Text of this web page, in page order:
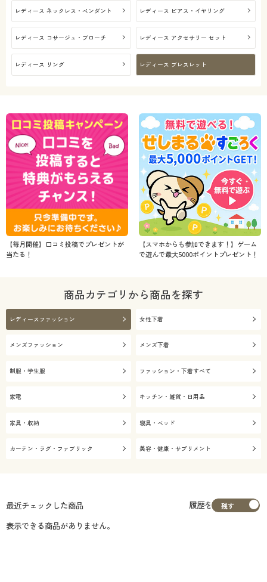
レディース ネックレス・ペンダント レディース ピアス・イヤリング
レディース コサージュ・ブローチ レディース アクセサリー セット
レディース リング レディース ブレスレット
【毎月開催】口コミ投稿でプレゼントが
当たる！
【スマホからも参加できます！】ゲーム
で遊んで最大5000ポイントプレゼント！
商品カテゴリから商品を探す
レディースファッション 女性下着
メンズファッション メンズ下着
制服・学生服 ファッション・下着すべて
家電 キッチン・雑貨・日用品
家具・収納 寝具・ベッド
カーテン・ラグ・ファブリック 美容・健康・サプリメント
最近チェックした商品
履歴を
表示できる商品がありません。